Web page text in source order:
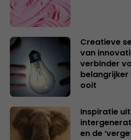
Creatieve
van
verbinder
ooit
Inspiratie
en de